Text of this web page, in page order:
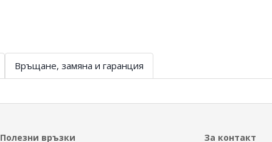
Връщане, замяна и гаранция
Полезни връзки За контакт